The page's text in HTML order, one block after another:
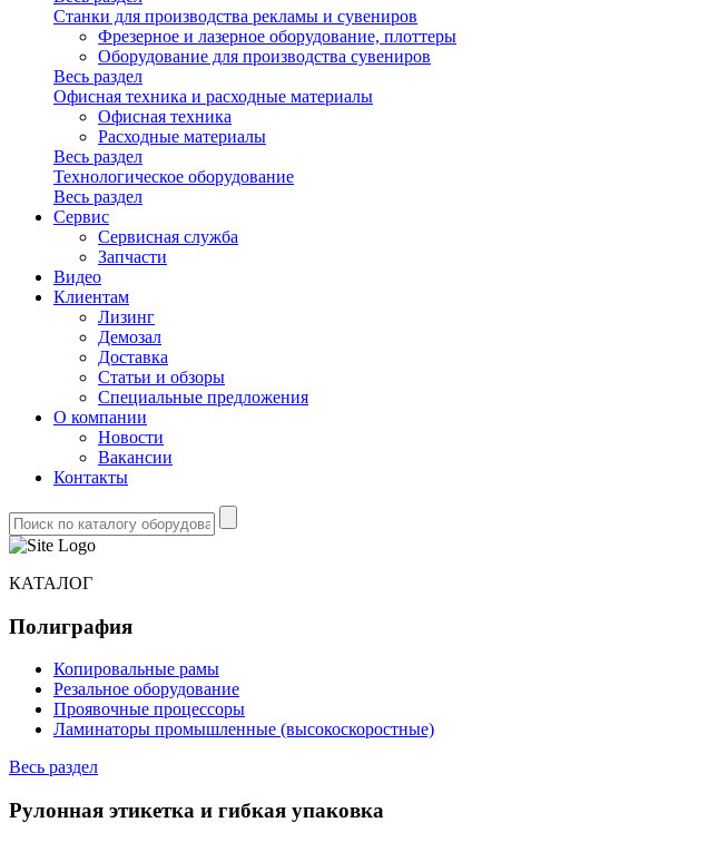
Станки для производства рекламы и сувениров
Фрезерное и лазерное оборудование, плоттеры
Оборудование для производства сувениров
Весь раздел
Офисная техника и расходные материалы
Офисная техника
Расходные материалы
Весь раздел
Технологическое оборудование
Весь раздел
Сервис
Сервисная служба
Запчасти
Видео
Клиентам
Лизинг
Демозал
Доставка
Статьи и обзоры
Специальные предложения
О компании
Новости
Вакансии
Контакты
КАТАЛОГ
Полиграфия
Копировальные рамы
Резальное оборудование
Проявочные процессоры
Ламинаторы промышленные (высокоскоростные)
Весь раздел
Рулонная этикетка и гибкая упаковка